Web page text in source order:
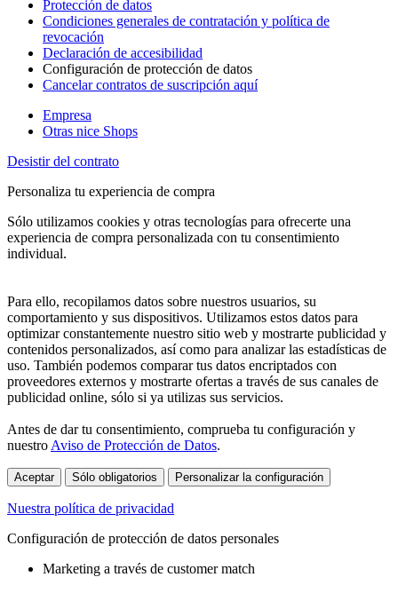
Protección de datos
Condiciones generales de contratación y política de
revocación
Declaración de accesibilidad
Configuración de protección de datos
Cancelar contratos de suscripción aquí
Empresa
Otras nice Shops
Desistir del contrato
Personaliza tu experiencia de compra
Sólo utilizamos cookies y otras tecnologías para ofrecerte una
experiencia de compra personalizada con tu consentimiento
individual.
Para ello, recopilamos datos sobre nuestros usuarios, su
comportamiento y sus dispositivos. Utilizamos estos datos para
optimizar constantemente nuestro sitio web y mostrarte publicidad y
contenidos personalizados, así como para analizar las estadísticas de
uso. También podemos comparar tus datos encriptados con
proveedores externos y mostrarte ofertas a través de sus canales de
publicidad online, sólo si ya utilizas sus servicios.
Antes de dar tu consentimiento, comprueba tu configuración y
nuestro Aviso de Protección de Datos.
Aceptar Sólo obligatorios Personalizar la configuración
Nuestra política de privacidad
Configuración de protección de datos personales
Marketing a través de customer match